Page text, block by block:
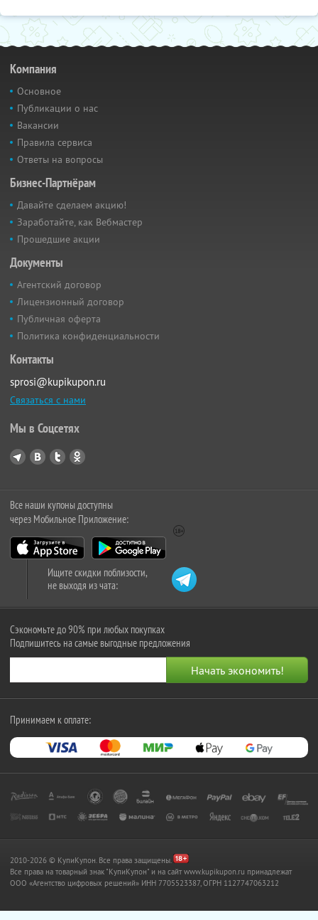
Компания
Основное
Публикации о нас
Вакансии
Правила сервиса
Ответы на вопросы
Бизнес-Партнёрам
Давайте сделаем акцию!
Заработайте, как Вебмастер
Прошедшие акции
Документы
Агентский договор
Лицензионный договор
Публичная оферта
Политика конфиденциальности
Контакты
sprosi@kupikupon.ru
Связаться с нами
Мы в Соцсетях
Все наши купоны доступны
через Мобильное Приложение:
Ищите скидки поблизости,
не выходя из чата:
Сэкономьте до 90% при любых покупках
Подпишитесь на самые выгодные предложения
Принимаем к оплате:
2010-2026 © КупиКупон. Все права защищены.
Все права на товарный знак "КупиКупон" и на сайт www.kupikupon.ru принадлежат
OOO «Агентство цифровых решений» ИНН 7705523387, ОГРН 1127747063212